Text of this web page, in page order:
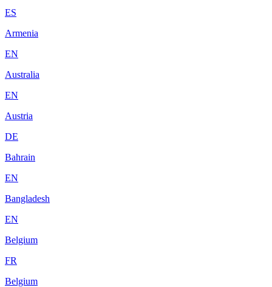
ES
Armenia
EN
Australia
EN
Austria
DE
Bahrain
EN
Bangladesh
EN
Belgium
FR
Belgium